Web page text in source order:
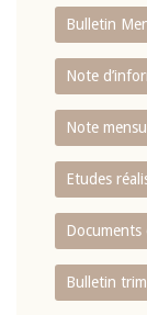
Bulletin
Note
Note
Etudes
Documents
Bulletin